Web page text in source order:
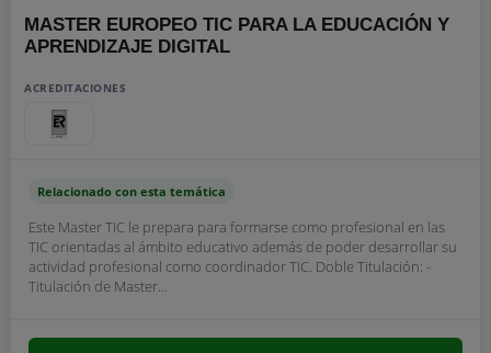
MASTER EUROPEO TIC PARA LA EDUCACIÓN Y
APRENDIZAJE DIGITAL
ACREDITACIONES
Relacionado con esta temática
Este Master TIC le prepara para formarse como profesional en las
TIC orientadas al ámbito educativo además de poder desarrollar su
actividad profesional como coordinador TIC. Doble Titulación: -
Titulación de Master...